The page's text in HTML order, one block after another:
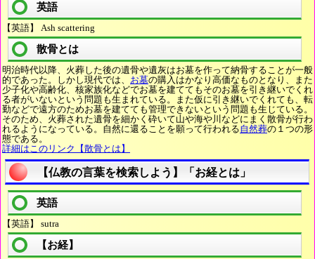
英語
【英語】 Ash scattering
散骨とは
明治時代以降、火葬した後の遺骨や遺灰はお墓を作って納骨することが一般
的であった。しかし現代では、 お墓の購入はかなり高価なものとなり、また
少子化や高齢化、核家族化などでお墓を建ててもそのお墓を引き継いでくれ
る者がいないという問題も生まれている。また仮に引き継いでくれても、転
勤などで遠方のためお墓を建てても管理できないという問題も生じている。
そのため、火葬された遺骨を細かく砕いて山や海や川などにまく散骨が行わ
れるようになっている。自然に還ることを願って行われる自然葬の１つの形
態である。
詳細はこのリンク【散骨とは】
【仏教の言葉を検索しよう】「お経とは」
英語
【英語】 sutra
【お経】